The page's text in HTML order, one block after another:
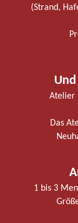
(Strand,
Atelier
Das
1 bis 3